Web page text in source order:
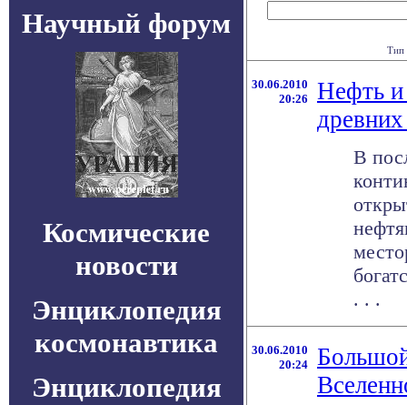
Научный форум
Космические
новости
Энциклопедия
космонавтика
Энциклопедия
Тип
30.06.2010
20:26
Нефть и
В
. . .
30.06.2010
20:24